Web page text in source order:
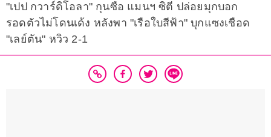
"เปป กวาร์ดิโอลา" กุนซือ แมนฯ ซิตี ปล่อยมุกบอก
รอดตัวไม่โดนเด้ง หลังพา "เรือใบสีฟ้า" บุกแซงเชือด
"เลย์ตัน" หวิว 2-1